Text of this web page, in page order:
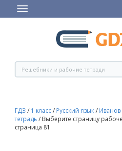
ГДЗ / 1 класс/ Русский язык/
тетрадь / Выберите страницу
страница 81